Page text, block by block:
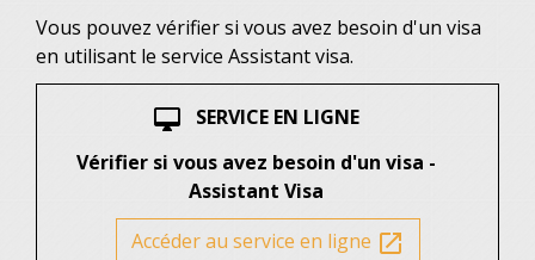
Vous pouvez vérifier si vous avez besoin d'un visa
en utilisant le service Assistant visa.
desktop_mac
SERVICE EN LIGNE
Vérifier si vous avez besoin d'un visa -
Assistant Visa
Accéder au service en ligne open_in_new